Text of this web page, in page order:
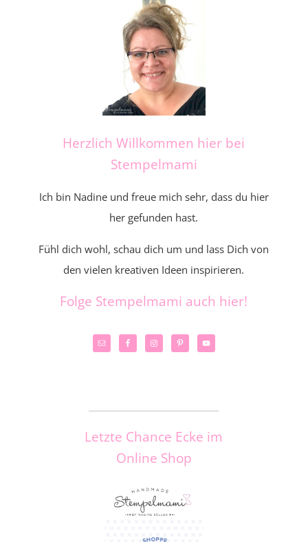
Herzlich Willkommen hier bei
Stempelmami
Ich bin Nadine und freue mich sehr, dass du hier
her gefunden hast.
Fühl dich wohl, schau dich um und lass Dich von
den vielen kreativen Ideen inspirieren.
Folge Stempelmami auch hier!
Letzte Chance Ecke im
Online Shop